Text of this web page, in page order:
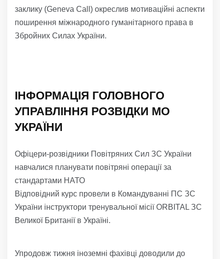
заклику (Geneva Call) окреслив мотиваційні аспекти
поширення міжнародного гуманітарного права в
Збройних Силах України.
ІНФОРМАЦІЯ ГОЛОВНОГО
УПРАВЛІННЯ РОЗВІДКИ МО
УКРАЇНИ
Офіцери-розвідники Повітряних Сил ЗС України
навчалися планувати повітряні операції за
стандартами НАТО
Відповідний курс провели в Командуванні ПС ЗС
України інструктори тренувальної місії ORBITAL ЗС
Великої Британії в Україні.
Упродовж тижня іноземні фахівці доводили до